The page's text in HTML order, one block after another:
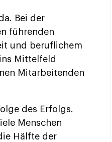
Bei der
führenden
und beruflichem
Mittelfeld
Mitarbeitenden
des Erfolgs.
Menschen
Hälfte der